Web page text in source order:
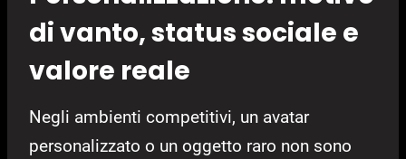
di vanto, status sociale e
valore reale
Negli ambienti competitivi, un avatar
personalizzato o un oggetto raro non sono